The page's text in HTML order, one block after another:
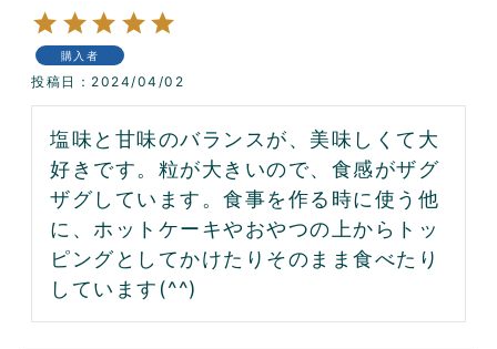
購入者
投稿日 2024/04/02
塩味と甘味のバランスが、美味しくて大
好きです。粒が大きいので、食感がザグ
ザグしています。食事を作る時に使う他
に、ホットケーキやおやつの上からトッ
ピングとしてかけたりそのまま食べたり